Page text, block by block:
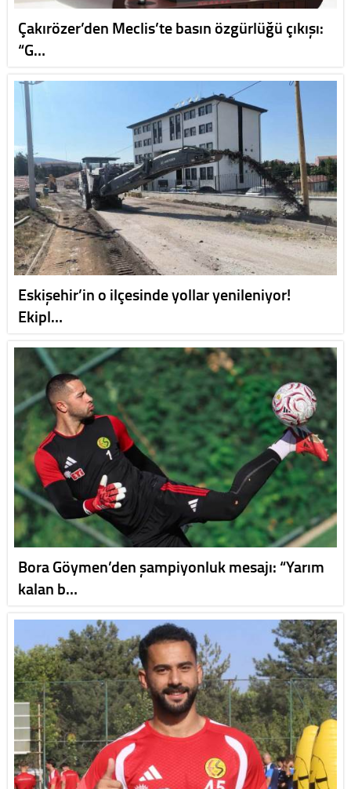
Çakırözer’den Meclis’te basın özgürlüğü çıkışı:
“G…
Eskişehir’in o ilçesinde yollar yenileniyor!
Ekipl…
Bora Göymen’den şampiyonluk mesajı: “Yarım
kalan b…